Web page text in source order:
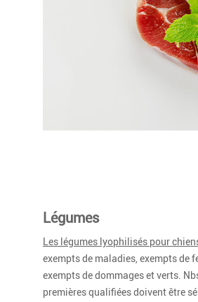
Légumes
Les légumes lyophilisés pour
exempts de maladies, exempts de
exempts de dommages et verts.
premières qualifiées doivent être